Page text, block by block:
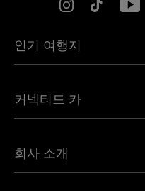
인기 여행지
유럽용 eSIM
캐나다용 eSIM
커넥티드 카
Land Rover용 Ubigi
회사 소개